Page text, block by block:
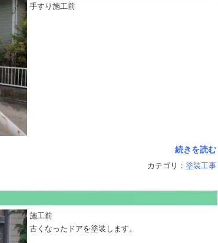
手すり施工前
続きを読む
カテゴリ： 塗装工事
施工前
古くなったドアを塗装します。